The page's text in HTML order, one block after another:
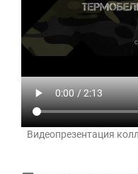
Видеопрезентация